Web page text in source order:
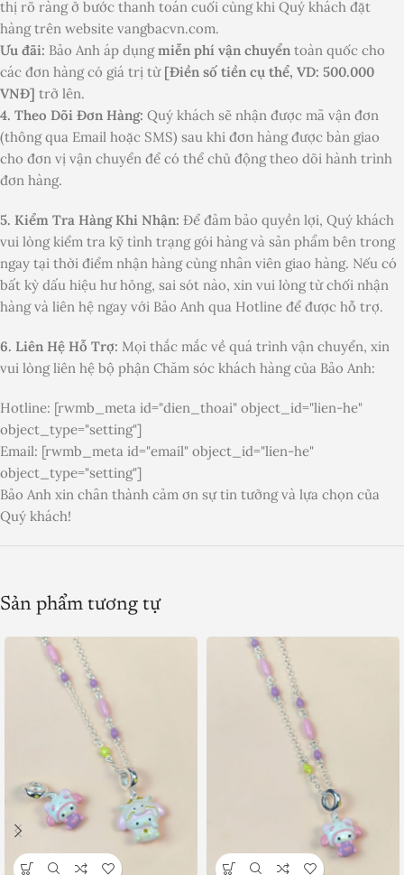
thị rõ ràng ở bước thanh toán cuối cùng khi Quý khách đặt
hàng trên website vangbacvn.com.
Ưu đãi: Bảo Anh áp dụngmiễn phí vận chuyển toàn quốc cho
các đơn hàng có giá trị từ [Điền số tiền cụ thể, VD: 500.000
VNĐ] trở lên.
4. Theo Dõi Đơn Hàng: Quý khách sẽ nhận được mã vận đơn
(thông qua Email hoặc SMS) sau khi đơn hàng được bàn giao
cho đơn vị vận chuyển để có thể chủ động theo dõi hành trình
đơn hàng.
5. Kiểm Tra Hàng Khi Nhận: Để đảm bảo quyền lợi, Quý khách
vui lòng kiểm tra kỹ tình trạng gói hàng và sản phẩm bên trong
ngay tại thời điểm nhận hàng cùng nhân viên giao hàng. Nếu có
bất kỳ dấu hiệu hư hỏng, sai sót nào, xin vui lòng từ chối nhận
hàng và liên hệ ngay với Bảo Anh qua Hotline để được hỗ trợ.
6. Liên Hệ Hỗ Trợ: Mọi thắc mắc về quá trình vận chuyển, xin
vui lòng liên hệ bộ phận Chăm sóc khách hàng của Bảo Anh:
Hotline: [rwmb_meta id="dien_thoai" object_id="lien-he"
object_type="setting"]
Email: [rwmb_meta id="email" object_id="lien-he"
object_type="setting"]
Bảo Anh xin chân thành cảm ơn sự tin tưởng và lựa chọn của
Quý khách!
Sản phẩm tương tự